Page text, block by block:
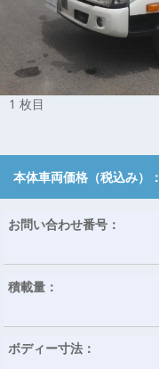
1 枚目
本体車両価格（税込み）：
お問い合わせ番号：
積載量：
ボディー寸法：